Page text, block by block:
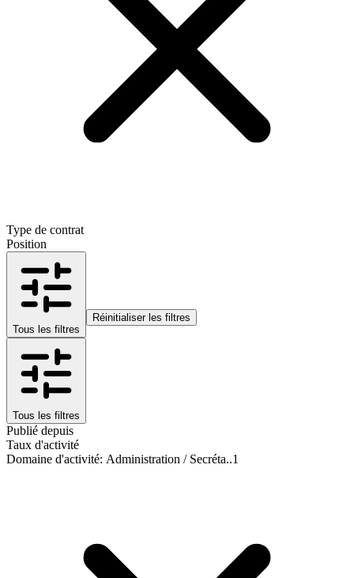
Type de contrat
Position
Tous les filtres
Réinitialiser les filtres
Tous les filtres
Publié depuis
Taux d'activité
Domaine d'activité: Administration / Secréta..1